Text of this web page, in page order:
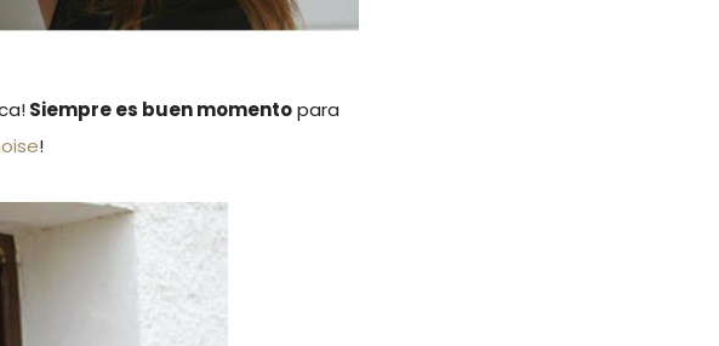
Siempre es buen momentopara
!